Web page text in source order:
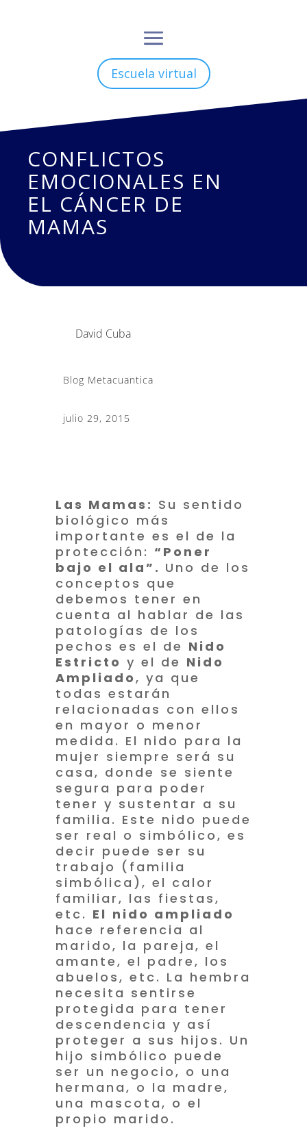
Escuela virtual
CONFLICTOS
EMOCIONALES EN
EL CÁNCER DE
MAMAS
David Cuba
Blog Metacuantica
julio 29, 2015
Las Mamas: Su sentido
biológico más
importante es el de la
protección: “Poner
bajo el ala”. Uno de los
conceptos que
debemos tener en
cuenta al hablar de las
patologías de los
pechos es el de Nido
Estricto y el de Nido
Ampliado, ya que
todas estarán
relacionadas con ellos
en mayor o menor
medida. El nido para la
mujer siempre será su
casa, donde se siente
segura para poder
tener y sustentar a su
familia. Este nido puede
ser real o simbólico, es
decir puede ser su
trabajo (familia
simbólica), el calor
familiar, las fiestas,
etc. El nido ampliado
hace referencia al
marido, la pareja, el
amante, el padre, los
abuelos, etc. La hembra
necesita sentirse
protegida para tener
descendencia y así
proteger a sus hijos. Un
hijo simbólico puede
ser un negocio, o una
hermana, o la madre,
una mascota, o el
propio marido.